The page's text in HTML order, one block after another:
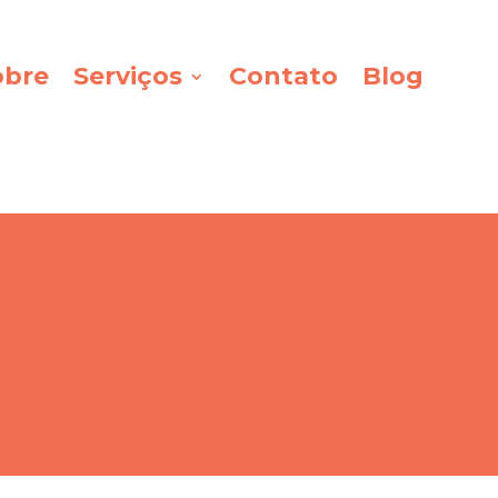
Serviços Contato Blog